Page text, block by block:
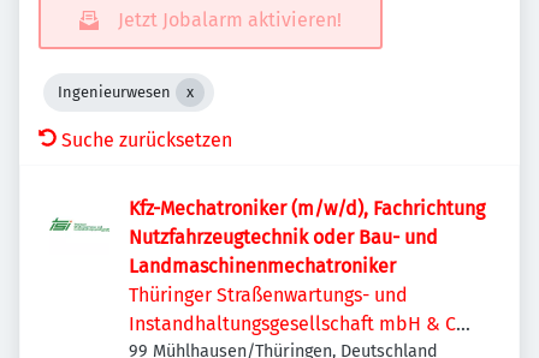
Jetzt Jobalarm aktivieren!
Ingenieurwesen
Suche zurücksetzen
Kfz-Mechatroniker (m/w/d), Fachrichtung
Nutzfahrzeugtechnik oder Bau- und
Landmaschinenmechatroniker
Thüringer Straßenwartungs- und
Instandhaltungsgesellschaft mbH & Co.
KG
99 Mühlhausen/Thüringen, Deutschland